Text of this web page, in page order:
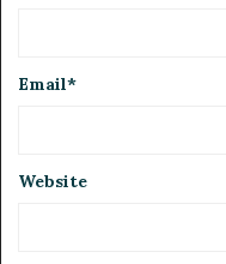
Email*
Website